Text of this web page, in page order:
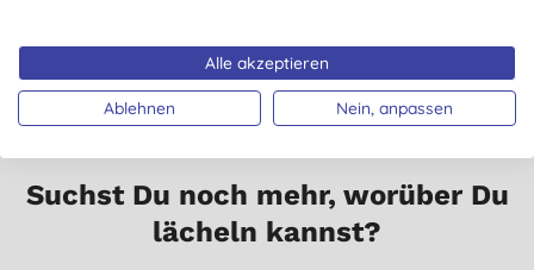
Suchst Du noch mehr, worüber Du
lächeln kannst?
Alle akzeptieren
Ablehnen Nein, anpassen